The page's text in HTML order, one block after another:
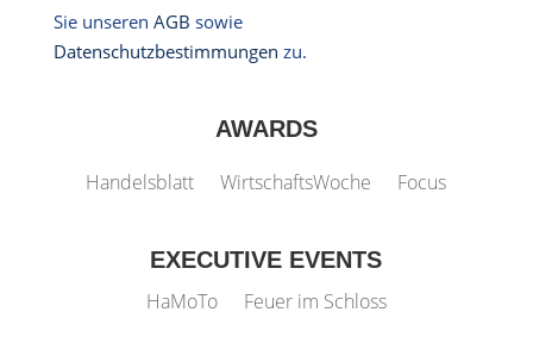
Sie unseren AGB sowie
Datenschutzbestimmungen zu.
AWARDS
Handelsblatt WirtschaftsWoche Focus
EXECUTIVE EVENTS
HaMoTo
Feuer im Schloss